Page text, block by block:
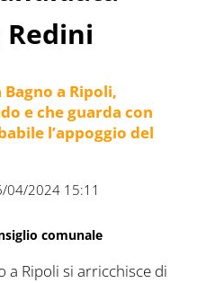
Redini
a Ripoli,
e che guarda con
l’appoggio del
04/2024 15:11
comunale
a Ripoli si arricchisce di